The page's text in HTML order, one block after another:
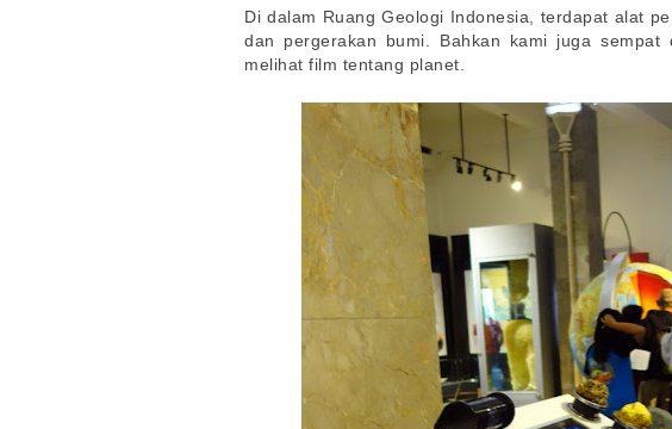
Di dalam Ruang Geologi Indonesia, terdapat alat
dan pergerakan bumi. Bahkan kami juga
melihat film tentang planet.